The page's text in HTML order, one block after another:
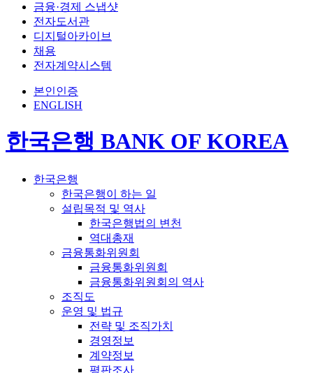
금융·경제 스냅샷
전자도서관
디지털아카이브
채용
전자계약시스템
본인인증
ENGLISH
한국은행 BANK OF KOREA
한국은행
한국은행이 하는 일
설립목적 및 역사
한국은행법의 변천
역대총재
금융통화위원회
금융통화위원회
금융통화위원회의 역사
조직도
운영 및 법규
전략 및 조직가치
경영정보
계약정보
평판조사